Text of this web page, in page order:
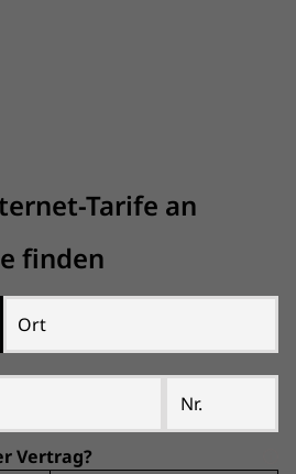
Tarife an
finden
Ort
Nr.
Vertrag?